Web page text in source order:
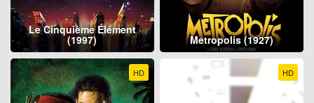
Le Cinquième Élément
(1997) Metropolis (1927)
HD HD